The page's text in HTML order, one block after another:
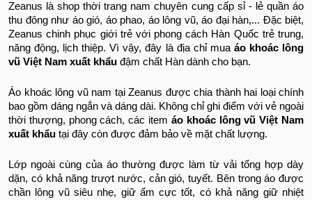
Zeanus là shop thời trang nam chuyên cung cấp sỉ - lẻ quần áo
thu đông như áo gió, áo phao, áo lông vũ, áo đại hàn,... Đặc biệt,
Zeanus chinh phục giới trẻ với phong cách Hàn Quốc trẻ trung,
năng động, lịch thiệp. Vì vậy, đây là địa chỉ mua áo khoác lông
vũ Việt Nam xuất khẩu đậm chất Hàn dành cho bạn.
Áo khoác lông vũ nam tại Zeanus được chia thành hai loại chính
bao gồm dáng ngắn và dáng dài. Không chỉ ghi điểm với vẻ ngoài
thời thượng, phong cách, các item áo khoác lông vũ Việt Nam
xuất khẩu tại đây còn được đảm bảo về mặt chất lượng.
Lớp ngoài cùng của áo thường được làm từ vải tổng hợp dày
dặn, có khả năng trượt nước, cản gió, tuyết. Bên trong áo được
chần lông vũ siêu nhẹ, giữ ấm cực tốt, có khả năng giữ nhiệt